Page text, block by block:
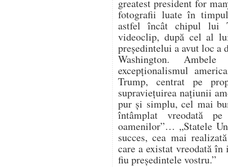
greatest president for
fotografii luate în
astfel încât chipul lui
videoclip, după cel al
președintelui a avut loc a
Washington.
excepționalismul
Trump, centrat pe
supraviețuirea națiunii
pur și simplu, cel mai
întâmplat vreodată
oamenilor”… „Statele
succes, cea mai
care a existat vreodată
fiu președintele vostru.”